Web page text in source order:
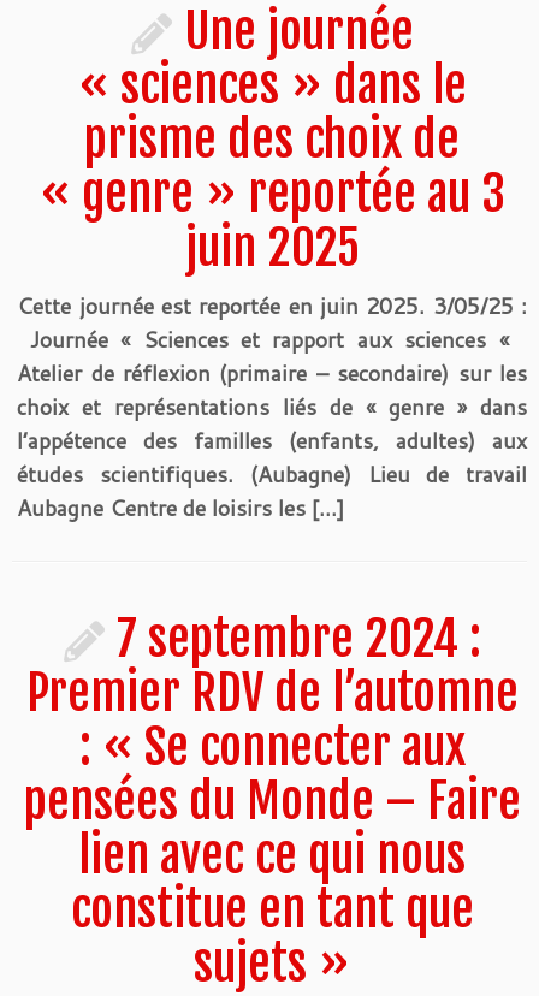
Une journée
« sciences » dans le
prisme des choix de
« genre » reportée au 3
juin 2025
Cette journée est reportée en juin 2025. 3/05/25 :
Journée « Sciences et rapport aux sciences «
Atelier de réflexion (primaire – secondaire) sur les
choix et représentations liés de « genre » dans
l’appétence des familles (enfants, adultes) aux
études scientifiques. (Aubagne) Lieu de travail
Aubagne Centre de loisirs les […]
7 septembre 2024 :
Premier RDV de l’automne
: « Se connecter aux
pensées du Monde – Faire
lien avec ce qui nous
constitue en tant que
sujets »